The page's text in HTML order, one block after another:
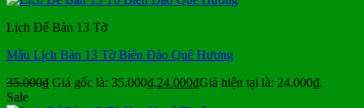
Lịch Để Bàn 13 Tờ
Mẫu Lịch Bàn 13 Tờ Biển Đảo Quê Hương
35.000₫ Giá gốc là: 35.000₫.24.000₫Giá hiện tại là: 24.000₫.
Sale